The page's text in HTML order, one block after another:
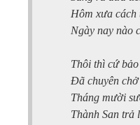
Hôm xưa
Ngày nay nào
Thôi thì cứ
Đã chuyên
Tháng mười
Thành San trả